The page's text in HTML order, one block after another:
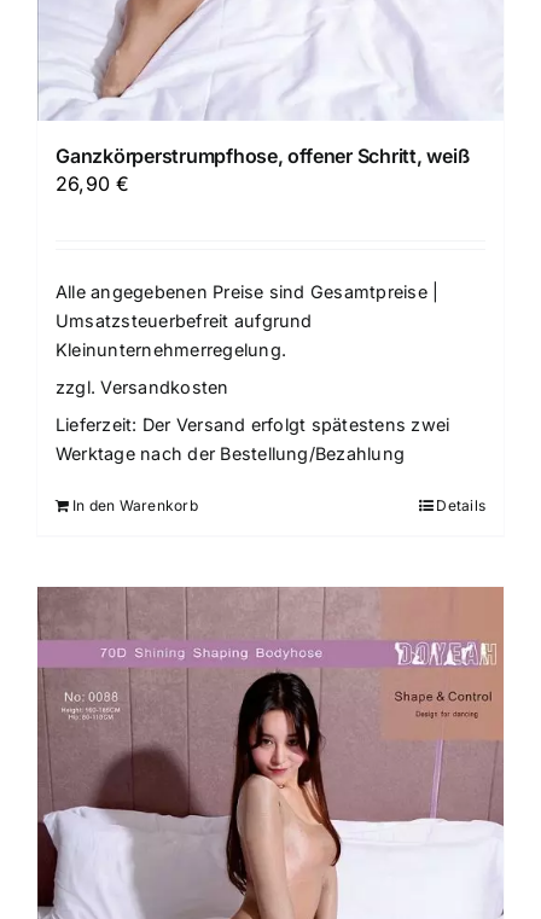
Ganzkörperstrumpfhose, offener Schritt, weiß
26,90€
Alle angegebenen Preise sind Gesamtpreise |
Umsatzsteuerbefreit aufgrund
Kleinunternehmerregelung.
zzgl.Versandkosten
Lieferzeit: Der Versand erfolgt spätestens zwei
Werktage nach der Bestellung/Bezahlung
In den Warenkorb Details